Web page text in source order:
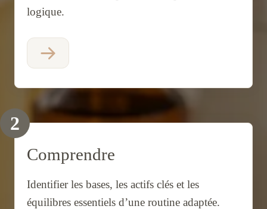
logique.
2
Comprendre
Identifier les bases, les actifs clés et les
équilibres essentiels d’une routine adaptée.